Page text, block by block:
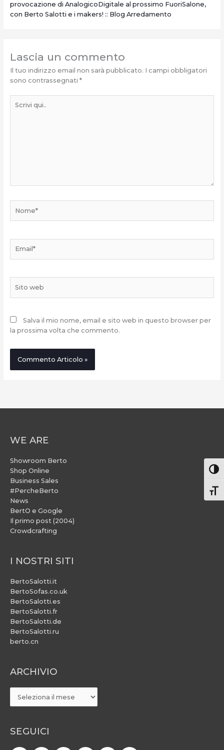
provocazione di AnalogicoDigitale al prossimo FuoriSalone,
con Berto Salotti e i makers! :: Blog Arredamento
Lascia un commento
Il tuo indirizzo email non sarà pubblicato. I campi obbligatori
sono contrassegnati *
qui..
web
Salva il mio nome, email e sito web in questo browser per
la prossima volta che commento.
WE ARE
Showroom Berto
Shop Online
Business Sales
#PercheBerto
News
BertO e Google
Il primo post (2004)
Crowdcrafting
I NOSTRI SITI
BertoSalotti.it
BertoSofas.co.uk
BertoSalotti.es
BertoSalotti.fr
BertoSalotti.de
BertoSalotti.ru
berto.cn
ARCHIVIO
ARCHIVIO
SEGUICI